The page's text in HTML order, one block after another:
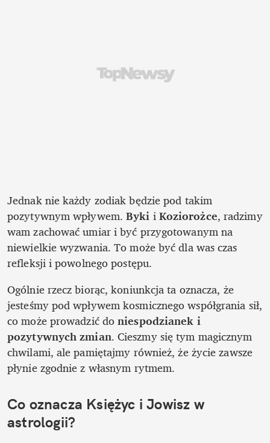
Jednak nie każdy zodiak będzie pod takim
pozytywnym wpływem. Byki i Koziorożce, radzimy
wam zachować umiar i być przygotowanym na
niewielkie wyzwania. To może być dla was czas
refleksji i powolnego postępu.
Ogólnie rzecz biorąc, koniunkcja ta oznacza, że
jesteśmy pod wpływem kosmicznego współgrania sił,
co może prowadzić do niespodzianek i
pozytywnych zmian. Cieszmy się tym magicznym
chwilami, ale pamiętajmy również, że życie zawsze
płynie zgodnie z własnym rytmem.
Co oznacza Księżyc i Jowisz w
astrologii?